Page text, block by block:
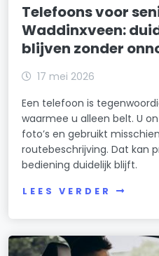
Telefoons voor
Waddinxveen:
blijven zonder
17 mei 2026
Een telefoon is
waarmee u alleen belt. U
foto’s en gebruikt
routebeschrijving. Dat kan
bediening duidelijk blijft.
LEES VERDER